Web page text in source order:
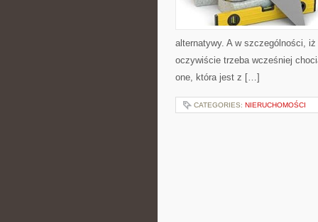
alternatywy. A w szczególności,
oczywiście trzeba wcześniej
one, która jest z […]
CATEGORIES: NIERUCHOMOŚCI